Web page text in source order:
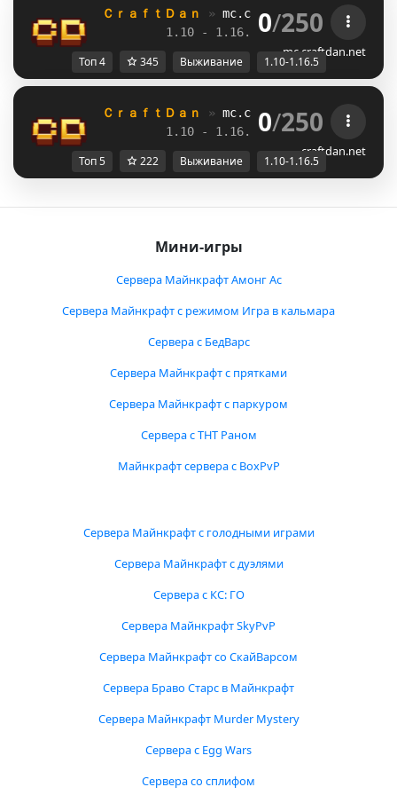
ＣｒａｆｔＤａｎ » mc.craftdan.net //
1.10 - 1.16.5 //
0/250
mc.craftdan.net
Топ 4 345 Выживание 1.10-1.16.5
ＣｒａｆｔＤａｎ » mc.craftdan.net //
1.10 - 1.16.5 //
0/250
craftdan.net
Топ 5 222 Выживание 1.10-1.16.5
Мини-игры
Сервера Майнкрафт Амонг Ас
Сервера Майнкрафт с режимом Игра в кальмара
Сервера с БедВарс
Сервера Майнкрафт с прятками
Сервера Майнкрафт с паркуром
Сервера с ТНТ Раном
Майнкрафт сервера с BoxPvP
Сервера Майнкрафт с голодными играми
Сервера Майнкрафт с дуэлями
Сервера с КС: ГО
Сервера Майнкрафт SkyPvP
Сервера Майнкрафт со СкайВарсом
Сервера Браво Старс в Майнкрафт
Сервера Майнкрафт Murder Mystery
Сервера с Egg Wars
Сервера со сплифом